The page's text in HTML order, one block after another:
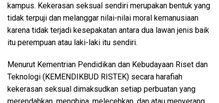
kampus. Kekerasan seksual sendiri merupakan bentuk yang
tidak terpuji dan melanggar nilai-nilai moral kemanusiaan
karena tidak terjadi kesepakatan antara dua lawan jenis baik
itu perempuan atau laki-laki itu sendiri.
Menurut Kementrian Pendidikan dan Kebudayaan Riset dan
Teknologi (KEMENDIKBUD RISTEK) secara harafiah
kekerasan seksual dimaksudkan setiap perbuatan yang